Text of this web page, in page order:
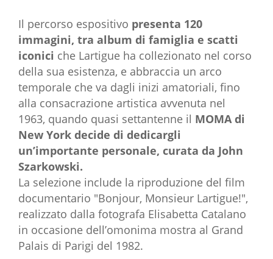
Il percorso espositivo presenta 120
immagini, tra album di famiglia e scatti
iconici che Lartigue ha collezionato nel corso
della sua esistenza, e abbraccia un arco
temporale che va dagli inizi amatoriali, fino
alla consacrazione artistica avvenuta nel
1963, quando quasi settantenne il MOMA di
New York decide di dedicargli
un’importante personale, curata da John
Szarkowski.
La selezione include la riproduzione del film
documentario "Bonjour, Monsieur Lartigue!",
realizzato dalla fotografa Elisabetta Catalano
in occasione dell’omonima mostra al Grand
Palais di Parigi del 1982.